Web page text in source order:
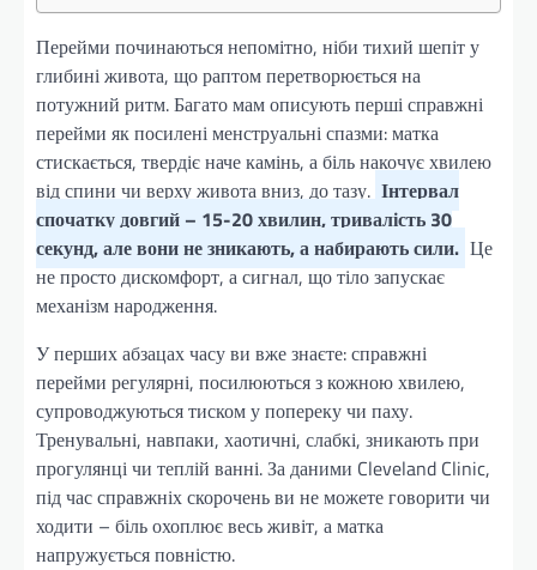
Перейми починаються непомітно, ніби тихий шепіт у
глибині живота, що раптом перетворюється на
потужний ритм. Багато мам описують перші справжні
перейми як посилені менструальні спазми: матка
стискається, твердіє наче камінь, а біль накочує хвилею
від спини чи верху живота вниз, до тазу. Інтервал
спочатку довгий – 15-20 хвилин, тривалість 30
секунд, але вони не зникають, а набирають сили. Це
не просто дискомфорт, а сигнал, що тіло запускає
механізм народження.
У перших абзацах часу ви вже знаєте: справжні
перейми регулярні, посилюються з кожною хвилею,
супроводжуються тиском у попереку чи паху.
Тренувальні, навпаки, хаотичні, слабкі, зникають при
прогулянці чи теплій ванні. За даними Cleveland Clinic,
під час справжніх скорочень ви не можете говорити чи
ходити – біль охоплює весь живіт, а матка
напружується повністю.